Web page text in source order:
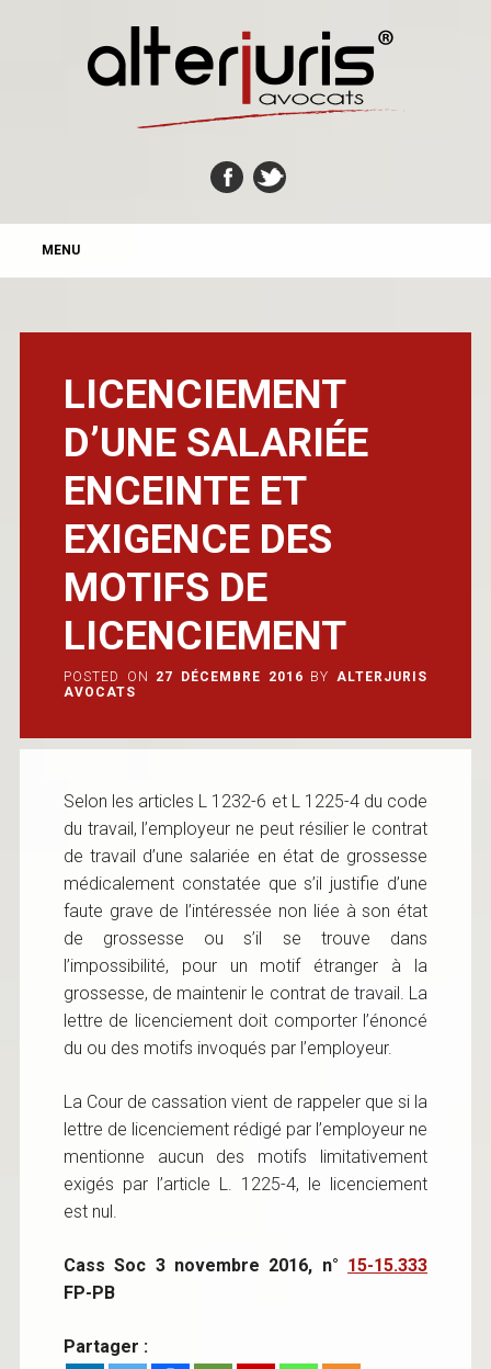
MAIN MENU
MENU
LICENCIEMENT
D’UNE SALARIÉE
ENCEINTE ET
EXIGENCE DES
MOTIFS DE
LICENCIEMENT
POSTED ON 27 DÉCEMBRE 2016 BY ALTERJURIS
AVOCATS
Selon les articles L 1232-6 et L 1225-4 du code
du travail, l’employeur ne peut résilier le contrat
de travail d’une salariée en état de grossesse
médicalement constatée que s’il justifie d’une
faute grave de l’intéressée non liée à son état
de grossesse ou s’il se trouve dans
l’impossibilité, pour un motif étranger à la
grossesse, de maintenir le contrat de travail. La
lettre de licenciement doit comporter l’énoncé
du ou des motifs invoqués par l’employeur.
La Cour de cassation vient de rappeler que si la
lettre de licenciement rédigé par l’employeur ne
mentionne aucun des motifs limitativement
exigés par l’article L. 1225-4, le licenciement
est nul.
Cass Soc 3 novembre 2016, n° 15-15.333
FP-PB
Partager :